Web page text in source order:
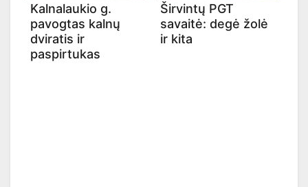
Kalnalaukio g.
pavogtas kalnų
dviratis ir
paspirtukas
Širvintų PGT
savaitė: degė žolė
ir kita